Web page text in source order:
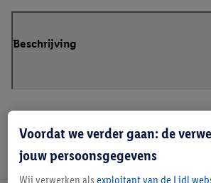
Beschrijving
Voordat we verder gaan: de
jouw persoonsgegevens
Wij verwerken als exploitant van de Lidl